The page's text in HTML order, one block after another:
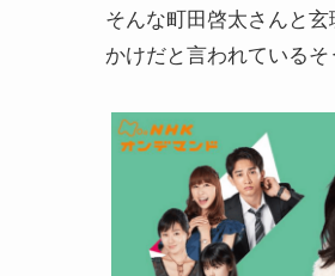
そんな町田啓太さんと
かけだと言われているそ